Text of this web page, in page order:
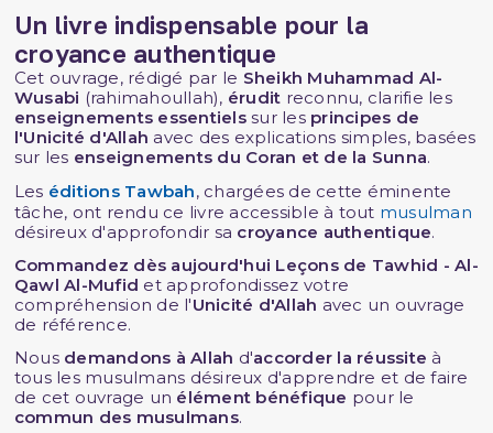
Un livre indispensable pour la
croyance authentique
Cet ouvrage, rédigé par le Sheikh Muhammad Al-
Wusabi (rahimahoullah), érudit reconnu, clarifie les
enseignements essentielssur les principes de
l'Unicité d'Allah avec des explications simples, basées
sur les enseignements du Coran et de la Sunna.
Les éditions Tawbah, chargées de cette éminente
tâche, ont rendu ce livre accessible à tout musulman
désireux d'approfondir sa croyance authentique.
Commandez dès aujourd'hui Leçons de Tawhid - Al-
Qawl Al-Mufid et approfondissez votre
compréhension de l'Unicité d'Allah avec un ouvrage
de référence.
Nous demandons à Allah d'accorder la réussite à
tous les musulmans désireux d'apprendre et de faire
de cet ouvrage un élément bénéfique pour le
commun des musulmans.